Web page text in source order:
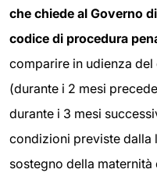
che chiede al Governo
codice di procedura
comparire in udienza
(durante i 2 mesi
durante i 3 mesi
condizioni previste dalla
sostegno della maternità